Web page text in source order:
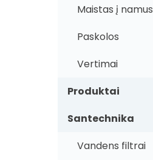
Maistas į namus
Paskolos
Vertimai
Produktai
Santechnika
Vandens filtrai